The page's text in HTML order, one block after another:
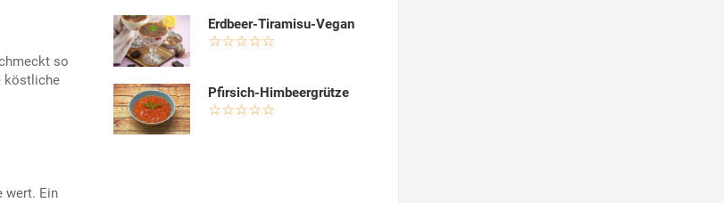
so
köstliche
wert. Ein
Erdbeer-Tiramisu-Vegan
Pfirsich-Himbeergrütze